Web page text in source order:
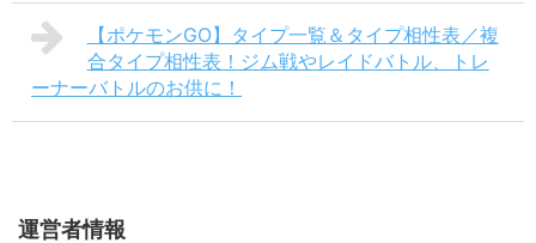
【ポケモンGO】タイプ一覧＆タイプ相性表／複
合タイプ相性表！ジム戦やレイドバトル、トレ
ーナーバトルのお供に！
運営者情報